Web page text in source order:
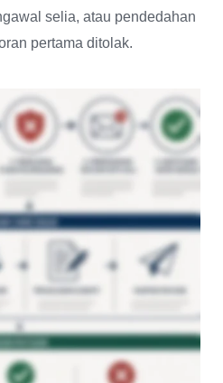
selia, atau pendedahan
pertama ditolak.